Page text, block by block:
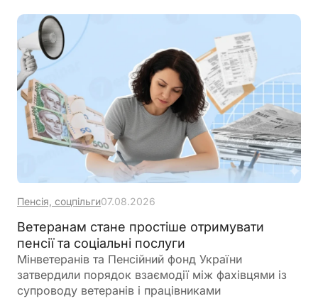
Пенсія, соцпільги07.08.2026
Ветеранам стане простіше отримувати
пенсії та соціальні послуги
Мінветеранів та Пенсійний фонд України
затвердили порядок взаємодії між фахівцями із
супроводу ветеранів і працівниками